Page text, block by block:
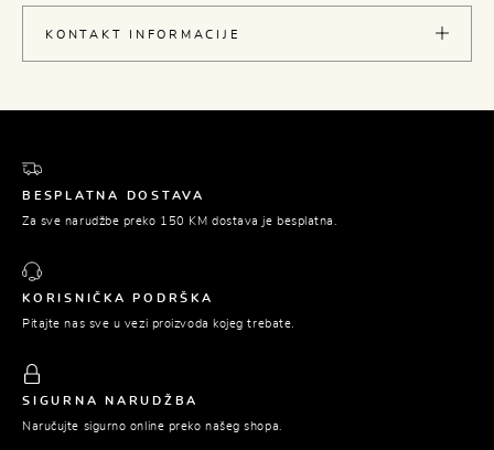
KONTAKT INFORMACIJE
BESPLATNA DOSTAVA
Za sve narudžbe preko 150 KM dostava je besplatna.
KORISNIČKA PODRŠKA
Pitajte nas sve u vezi proizvoda kojeg trebate.
SIGURNA NARUDŽBA
Naručujte sigurno online preko našeg shopa.